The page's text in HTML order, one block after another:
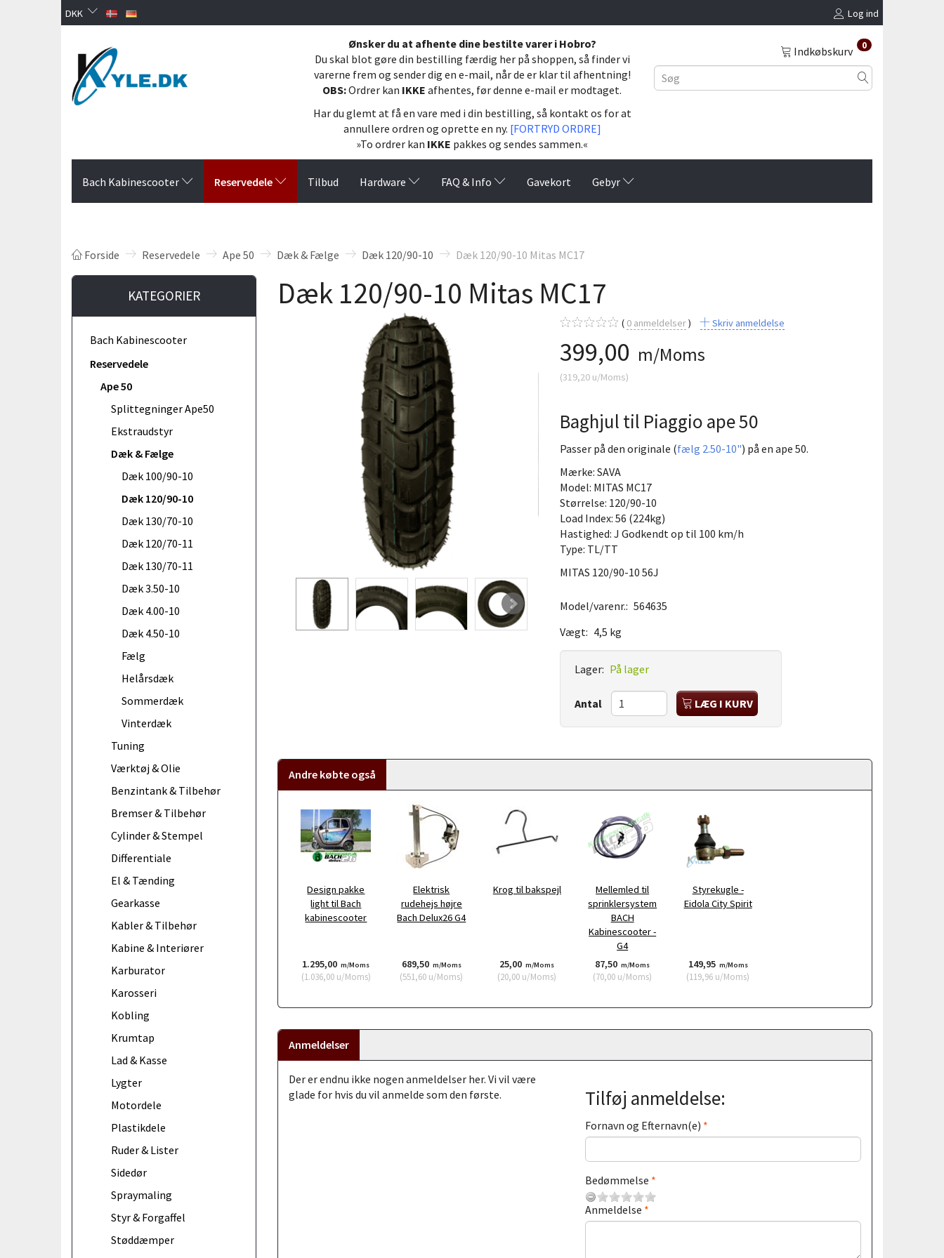
DKK Log ind
Ønsker du at afhente dine bestilte varer i Hobro?
Du skal blot gøre din bestilling færdig her på shoppen, så finder vi
varerne frem og sender dig en e-mail, når de er klar til afhentning!
OBS:Ordrer kan IKKE afhentes, før denne e-mail er modtaget.
Har du glemt at få en vare med i din bestilling, så kontakt os for at
annullere ordren og oprette en ny. [FORTRYD ORDRE]
»To ordrer kan IKKE pakkes og sendes sammen.«
Indkøbskurv 0
Bach Kabinescooter Reservedele Tilbud Hardware FAQ & Info Gavekort Gebyr
Forside Reservedele Ape 50 Dæk & Fælge Dæk 120/90-10 Dæk 120/90-10 Mitas MC17
KATEGORIER
Bach Kabinescooter
Reservedele
Ape 50
Splittegninger Ape50
Ekstraudstyr
Dæk & Fælge
Dæk 100/90-10
Dæk 120/90-10
Dæk 130/70-10
Dæk 120/70-11
Dæk 130/70-11
Dæk 3.50-10
Dæk 4.00-10
Dæk 4.50-10
Fælg
Helårsdæk
Sommerdæk
Vinterdæk
Tuning
Værktøj & Olie
Benzintank & Tilbehør
Bremser & Tilbehør
Cylinder & Stempel
Differentiale
El & Tænding
Gearkasse
Kabler & Tilbehør
Kabine & Interiører
Karburator
Karosseri
Kobling
Krumtap
Lad & Kasse
Lygter
Motordele
Plastikdele
Ruder & Lister
Sidedør
Spraymaling
Styr & Forgaffel
Støddæmper
Dæk 120/90-10 Mitas MC17
0anmeldelser Skriv anmeldelse
399,00 m/Moms
(319,20u/Moms)
Baghjul til Piaggio ape 50
Passer på den originale (fælg 2.50-10") på en ape 50.
Mærke: SAVA
Model: MITAS MC17
Størrelse: 120/90-10
Load Index: 56 (224kg)
Hastighed: J Godkendt op til 100 km/h
Type: TL/TT
MITAS 120/90-10 56J
Model/varenr.: 564635
Vægt: 4,5 kg
Lager: På lager
Antal LÆG I KURV
Andre købte også
Design pakke
light til Bach
kabinescooter
1.295,00 m/Moms
(1.036,00u/Moms)
Elektrisk
rudehejs højre
Bach Delux26 G4
689,50 m/Moms
(551,60 u/Moms)
Krog til bakspejl
25,00 m/Moms
(20,00 u/Moms)
Mellemled til
sprinklersystem
BACH
Kabinescooter -
G4
87,50 m/Moms
(70,00 u/Moms)
Styrekugle -
Eidola City Spirit
149,95 m/Moms
(119,96 u/Moms)
Anmeldelser
Der er endnu ikke nogen anmeldelser her. Vi vil være
glade for hvis du vil anmelde som den første.
Tilføj anmeldelse:
Fornavn og Efternavn(e)
Bedømmelse
Anmeldelse